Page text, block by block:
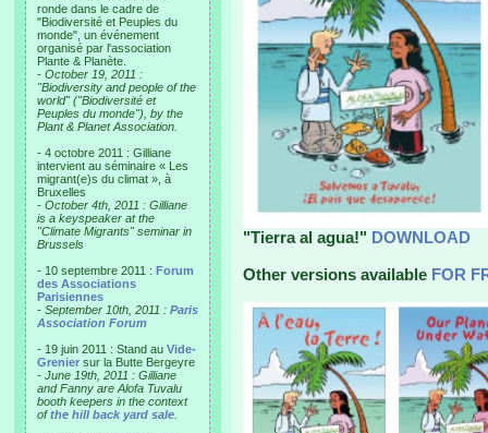
ronde dans le cadre de
"Biodiversité et Peuples du
monde", un événement
organisé par l'association
Plante & Planète.
- October 19, 2011 :
"Biodiversity and people of the
world" ("Biodiversité et
Peuples du monde"), by the
Plant & Planet Association.
- 4 octobre 2011 : Gilliane
intervient au séminaire « Les
migrant(e)s du climat », à
Bruxelles
- October 4th, 2011 : Gilliane
is a keyspeaker at the
"Climate Migrants" seminar in
Brussels
- 10 septembre 2011 : Forum
des Associations
Parisiennes
- September 10th, 2011 : Paris
Association Forum
- 19 juin 2011 : Stand au Vide-
Grenier sur la Butte Bergeyre
- June 19th, 2011 : Gilliane
and Fanny are Alofa Tuvalu
booth keepers in the context
ofthe hill back yard sale
"Tierra al agua!" DOWNLOAD
Other versions available FOR